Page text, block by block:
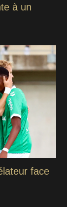
à un
face